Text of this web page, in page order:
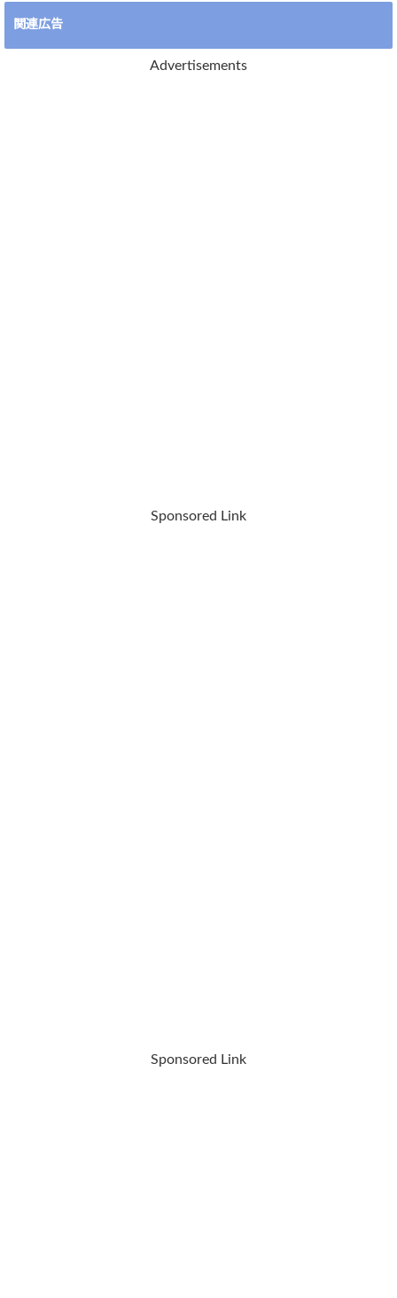
テ
リ
関連広告
Advertisements
Sponsored Link
Sponsored Link